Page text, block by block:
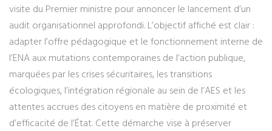
visite du Premier ministre pour annoncer le lancement d’un
audit organisationnel approfondi. L’objectif affiché est clair :
adapter l’offre pédagogique et le fonctionnement interne de
l’ENA aux mutations contemporaines de l’action publique,
marquées par les crises sécuritaires, les transitions
écologiques, l’intégration régionale au sein de l’AES et les
attentes accrues des citoyens en matière de proximité et
d’efficacité de l’État. Cette démarche vise à préserver